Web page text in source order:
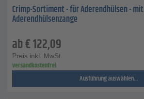
Crimp-Sortiment - für Aderendhülsen - mit
Aderendhülsenzange
ab€122,09
Preis inkl. MwSt.
versandkostenfrei
Ausführung auswählen...